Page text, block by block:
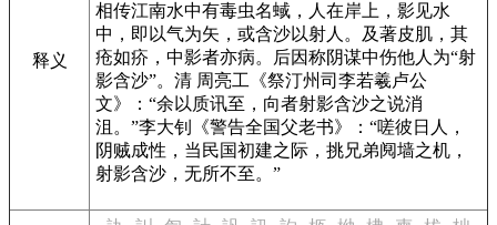
释义
相传江南水中有毒虫名蜮，人在岸上，影见水
中，即以气为矢，或含沙以射人。及著皮肌，其
疮如疥，中影者亦病。后因称阴谋中伤他人为“射
影含沙”。清 周亮工《祭汀州司李若羲卢公
文》：“余以质讯至，向者射影含沙之说消
沮。”李大钊《警告全国父老书》：“嗟彼日人，
阴贼成性，当民国初建之际，挑兄弟阋墙之机，
射影含沙，无所不至。”